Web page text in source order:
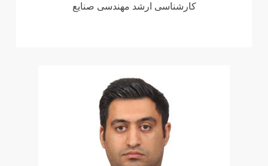
کارشناسی ارشد مهندسی صنایع